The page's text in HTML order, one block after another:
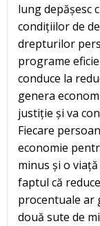
lung depășesc
condițiilor de
drepturilor
programe
conduce la
genera
justiție și va
Fiecare
economie
minus și o
faptul că
procentuale ar
două sute de